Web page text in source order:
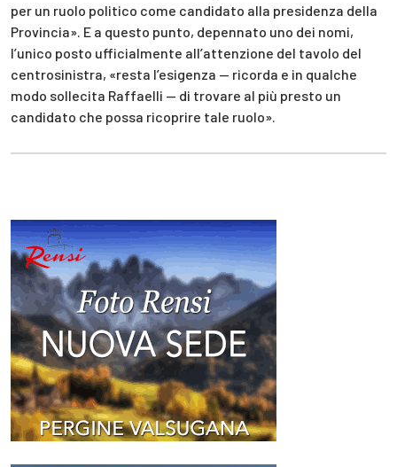
per un ruolo politico come candidato alla presidenza della
Provincia». E a questo punto, depennato uno dei nomi,
l’unico posto ufficialmente all’attenzione del tavolo del
centrosinistra, «resta l’esigenza — ricorda e in qualche
modo sollecita Raffaelli — di trovare al più presto un
candidato che possa ricoprire tale ruolo».